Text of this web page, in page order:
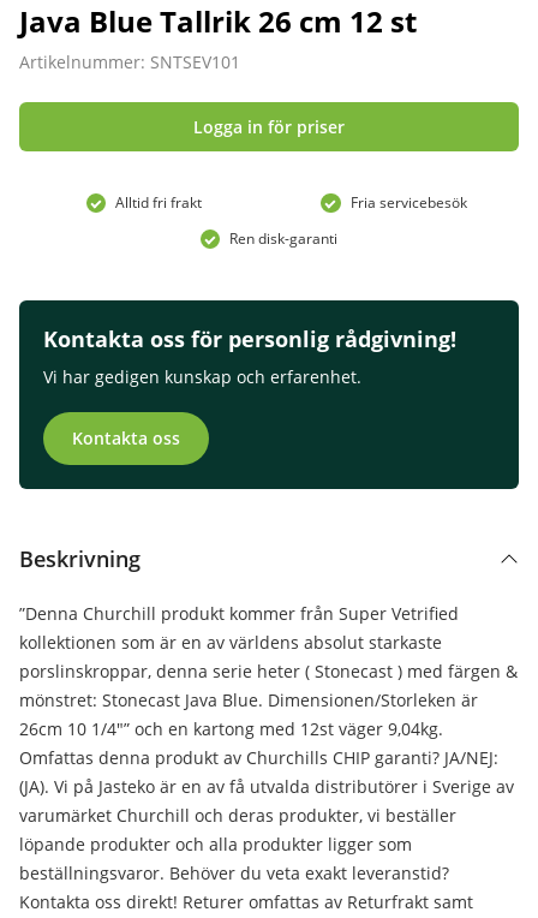
Java Blue Tallrik 26 cm 12 st
Artikelnummer: SNTSEV101
Logga in för priser
Alltid fri frakt
Fria servicebesök
Ren disk-garanti
Kontakta oss för personlig rådgivning!
Vi har gedigen kunskap och erfarenhet.
Kontakta oss
Beskrivning
”Denna Churchill produkt kommer från Super Vetrified
kollektionen som är en av världens absolut starkaste
porslinskroppar, denna serie heter ( Stonecast ) med färgen &
mönstret: Stonecast Java Blue. Dimensionen/Storleken är
26cm 10 1/4″” och en kartong med 12st väger 9,04kg.
Omfattas denna produkt av Churchills CHIP garanti? JA/NEJ:
(JA). Vi på Jasteko är en av få utvalda distributörer i Sverige av
varumärket Churchill och deras produkter, vi beställer
löpande produkter och alla produkter ligger som
beställningsvaror. Behöver du veta exakt leveranstid?
Kontakta oss direkt! Returer omfattas av Returfrakt samt